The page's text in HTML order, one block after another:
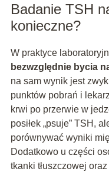
Badanie TSH
konieczne?
W praktyce
bezwzględnie bycia
na sam wynik jest
punktów pobrań i
krwi po przerwie w
posiłek „psuje” TSH,
porównywać wyniki
Dodatkowo u części
tkanki tłuszczowej